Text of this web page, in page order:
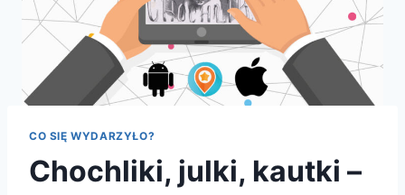
CO SIĘ WYDARZYŁO?
Chochliki, julki, kautki –